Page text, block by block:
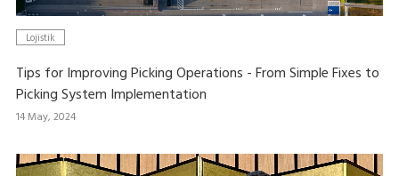
Lojistik
Tips for Improving Picking Operations - From Simple Fixes to
Picking System Implementation
14 May, 2024